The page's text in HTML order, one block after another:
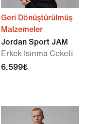
Geri Dönüştürülmüş
Malzemeler
Jordan Sport JAM
Erkek Isınma Ceketi
6.599₺